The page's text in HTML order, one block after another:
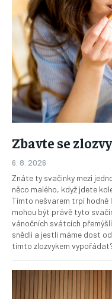
Zbavte se
6. 8. 2026
Znáte ty svačinky mezi
něco malého, když jdete
Tímto nešvarem trpí hodně
mohou být právě tyto
vánočních svátcích
snědli a jestli máme dost
tímto zlozvykem